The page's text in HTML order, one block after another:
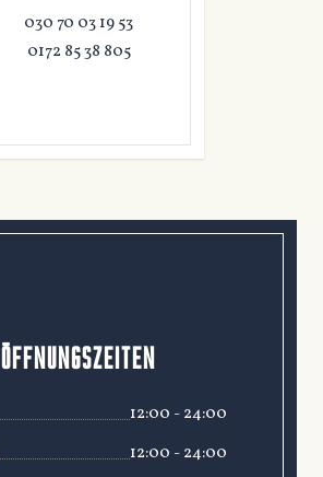
030 70 03 19 53
0172 85 38 805
ÖFFNUNGSZEITEN
12:00 - 24:00
12:00 - 24:00